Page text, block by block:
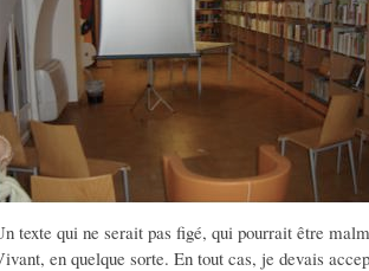
texte qui ne serait pas figé, qui pourrait être
en quelque sorte. En tout cas, je devais